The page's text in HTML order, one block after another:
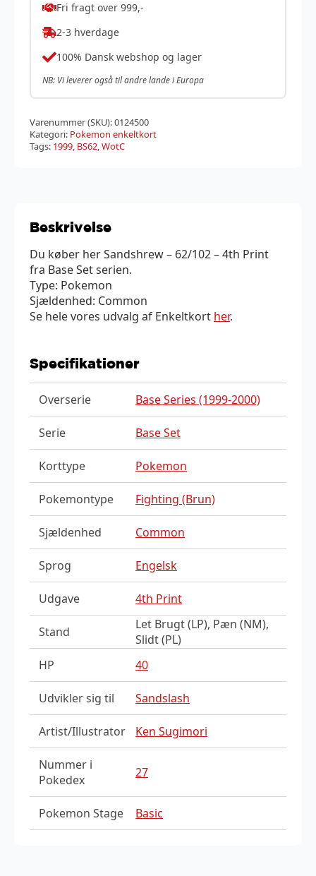
Fri fragt over 999,-
2-3 hverdage
100% Dansk webshop og lager
NB: Vi leverer også til andre lande i Europa
Varenummer (SKU):0124500
Kategori: Pokemon enkeltkort
Tags: 1999, BS62,WotC
Beskrivelse
Du køber her Sandshrew – 62/102 – 4th Print
fra Base Set serien.
Type: Pokemon
Sjældenhed: Common
Se hele vores udvalg af Enkeltkort her.
Specifikationer
Overserie Base Series (1999-2000)
Serie Base Set
Korttype Pokemon
Pokemontype Fighting (Brun)
Sjældenhed Common
Sprog Engelsk
Udgave 4th Print
Stand
Let Brugt (LP), Pæn (NM),
Slidt (PL)
HP
40
Udvikler sig til Sandslash
Artist/Illustrator Ken Sugimori
Nummer i
Pokedex
27
Pokemon Stage Basic